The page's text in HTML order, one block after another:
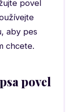
povel
aby pes
chcete.
povel